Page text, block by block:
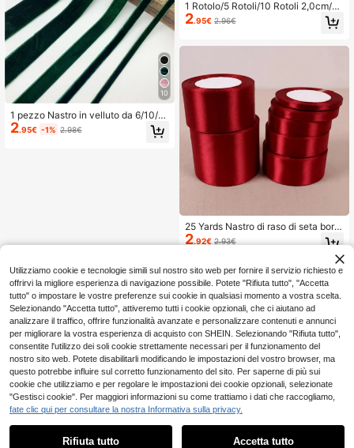
10
1 pezzo Nastro in velluto da 6/10/1
5/20/25/38mm per decorazione ma
trimonio e festa, per confezioni rega
2.95€ -1% 2.98€
1 Rotolo/5 Rotoli/10 Rotoli 2,0cm/1,
5cm/1,2cm/1cm/0,6cm di larghezza
22m di lunghezza Nastro di polieste
azione matrimonio Fai da te Nastro
amento dolci
2.95€ 2.96€
25 Yards Nastro di raso di seta bord
eaux di lusso - perfetto per matrimo
ni, feste, confezioni regalo e progett
2.92€ 2.93€
Utilizziamo cookie e tecnologie simili sul nostro sito web per fornire il servizio richiesto e
offrirvi la migliore esperienza di navigazione possibile. Potete "Rifiuta tutto", "Accetta
tutto" o impostare le vostre preferenze sui cookie in qualsiasi momento a vostra scelta.
Selezionando "Accetta tutto", attiveremo tutti i cookie opzionali, che ci aiutano ad
analizzare il traffico, offrire funzionalità avanzate e personalizzare contenuti e annunci
per migliorare la vostra esperienza di acquisto con SHEIN. Selezionando "Rifiuta tutto",
consentite l'utilizzo dei soli cookie strettamente necessari per il funzionamento del
nostro sito web. Potete disabilitarli modificando le impostazioni del vostro browser, ma
questo potrebbe influire sul corretto funzionamento del sito. Per saperne di più sui
cookie che utilizziamo e per regolare le impostazioni dei cookie opzionali, selezionate
"Gestisci cookie". Per maggiori informazioni su come trattiamo i dati che raccogliamo,
fate clic qui per consultare la nostra Informativa sulla privacy.
Rifiuta tutto Accetta tutto